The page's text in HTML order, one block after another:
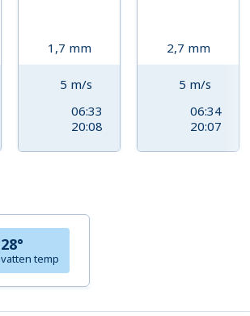
1,7 mm
5 m/s
06:33
20:08
2,7 mm
5 m/s
06:34
20:07
28°
vatten temp